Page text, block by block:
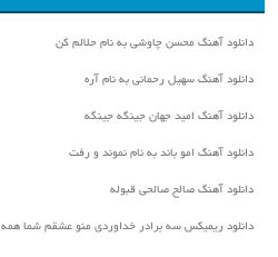
دانلود آهنگ محسن چاوشی به نام حلالم کن
دانلود آهنگ سهیل رحمانی به نام آره
دانلود آهنگ امید جهان جینگه جینگه
دانلود آهنگ امو باند به نام نموند و رفت
دانلود آهنگ صالح صالحی قبوله
دانلود ریمیکس سه برادر خداوردی منو عشقم شما همه